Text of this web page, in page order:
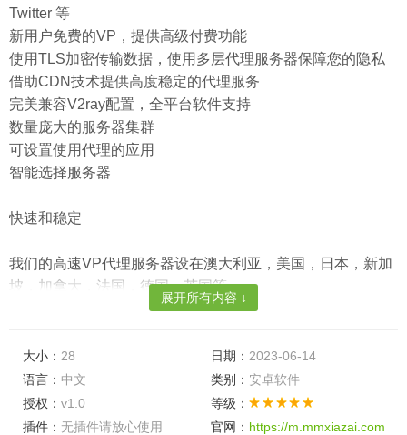
Twitter 等
新用户免费的VP，提供高级付费功能
使用TLS加密传输数据，使用多层代理服务器保障您的隐私
借助CDN技术提供高度稳定的代理服务
完美兼容V2ray配置，全平台软件支持
数量庞大的服务器集群
可设置使用代理的应用
智能选择服务器
快速和稳定
我们的高速VP代理服务器设在澳大利亚，美国，日本，新加
坡，加拿大，法国，德国，英国等。
我们会自动帮您找到最快，最稳定的代理服务器。
安全
保护您的隐私，隐藏真实IP地址，不保存任何日志，使用加
密技术传输您的流量，让您实现真正的匿名访问。
展开所有内容 ↓
大小： 28 日期： 2023-06-14
语言： 中文 类别： 安卓软件
授权： v1.0
等级：
插件： 无插件请放心使用 官网： https://m.mmxiazai.com